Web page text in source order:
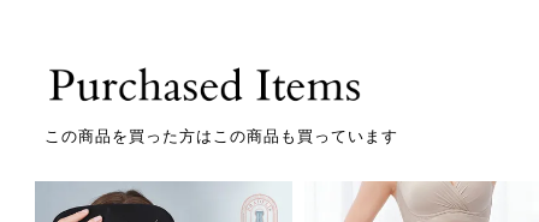
この商品を買った方はこの商品も買っています